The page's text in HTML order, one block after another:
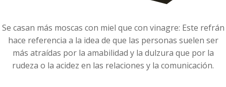
Se casan más moscas con miel que con vinagre: Este refrán
hace referencia a la idea de que las personas suelen ser
más atraídas por la amabilidad y la dulzura que por la
rudeza o la acidez en las relaciones y la comunicación.